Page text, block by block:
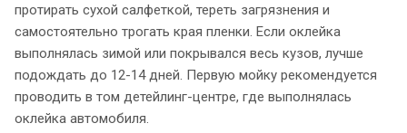
протирать сухой салфеткой, тереть загрязнения и
самостоятельно трогать края пленки. Если оклейка
выполнялась зимой или покрывался весь кузов, лучше
подождать до 12-14 дней. Первую мойку рекомендуется
проводить в том детейлинг-центре, где выполнялась
оклейка автомобиля.